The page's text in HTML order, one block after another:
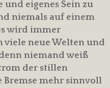
eigenes Sein zu
niemals auf einem
wird immer
viele neue Welten und
niemand weiß
der stillen
Bremse mehr sinnvoll